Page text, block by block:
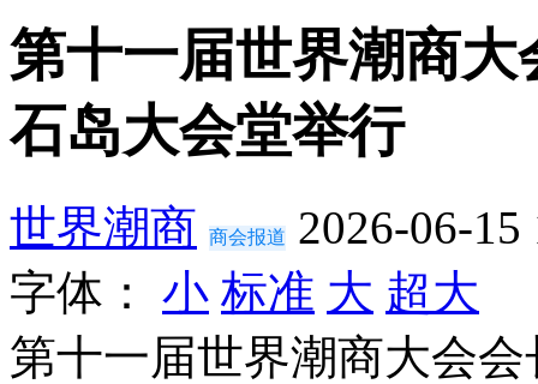
第十一届世界潮商
石岛大会堂举行
世界潮商 商会报道
2026-06-15
字体： 小 标准 大 超大
第十一届世界潮商大会